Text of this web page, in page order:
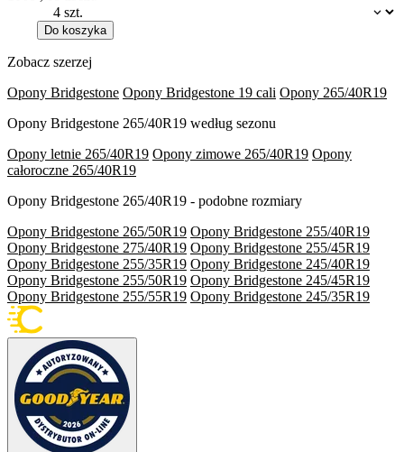
Dostępność:
Do koszyka
Zobacz szerzej
Opony Bridgestone Opony Bridgestone 19 cali Opony 265/40R19
Opony Bridgestone 265/40R19 według sezonu
Opony letnie 265/40R19 Opony zimowe 265/40R19 Opony
całoroczne 265/40R19
Opony Bridgestone 265/40R19 - podobne rozmiary
Opony Bridgestone 265/50R19 Opony Bridgestone 255/40R19
Opony Bridgestone 275/40R19 Opony Bridgestone 255/45R19
Opony Bridgestone 255/35R19 Opony Bridgestone 245/40R19
Opony Bridgestone 255/50R19 Opony Bridgestone 245/45R19
Opony Bridgestone 255/55R19 Opony Bridgestone 245/35R19